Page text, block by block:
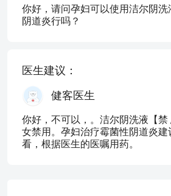
你好，请问孕妇可以使用洁尔阴洗
阴道炎行吗？
医生建议：
健客医生
你好，不可以，。洁尔阴洗液【禁
女禁用。孕妇治疗霉菌性阴道炎
看，根据医生的医嘱用药。